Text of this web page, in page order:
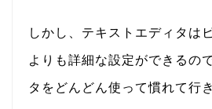
しかし、テキストエディタは
よりも詳細な設定ができるの
タをどんどん使って慣れて行